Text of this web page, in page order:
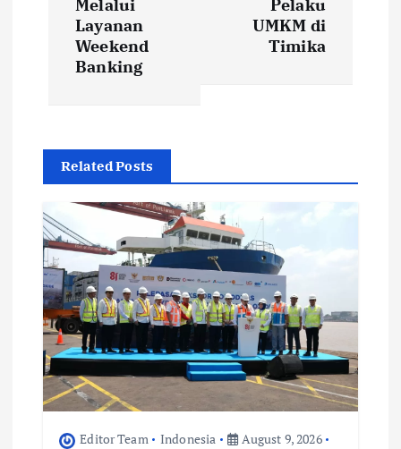
v
g
a
t
o
Melalui
Layanan
Weekend
Banking
Pelaku
UMKM di
Timika
Related Posts
Editor Team Indonesia
August 9, 2026